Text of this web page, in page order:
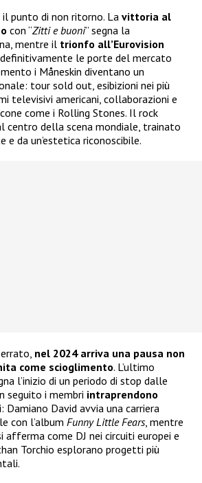
il punto di non ritorno. La vittoria al
con “Zitti e buoni” segna la
mentre il trionfo all’Eurovision
le porte del mercato
i Måneskin diventano un
tour sold out, esibizioni nei più
televisivi americani, collaborazioni e
come i Rolling Stones. Il rock
centro della scena mondiale, trainato
e da un’estetica riconoscibile.
nel 2024 arriva una pausa non
come scioglimento. L’ultimo
l’inizio di un periodo di stop dalle
i membri intraprendono
: Damiano David avvia una carriera
con l’album Funny Little Fears, mentre
afferma come DJ nei circuiti europei e
Torchio esplorano progetti più